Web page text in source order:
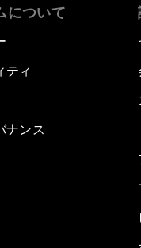
について
ティ
ナンス